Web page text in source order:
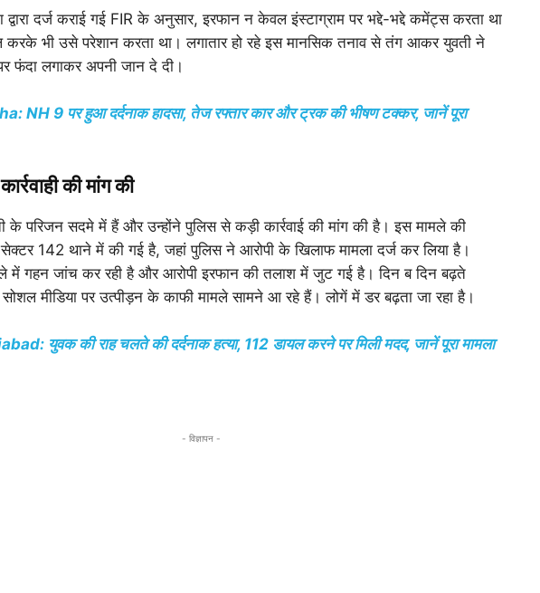
दर्ज कराई गई FIR के अनुसार, इरफान न केवल इंस्टाग्राम पर भद्दे-भद्दे कमेंट्स करता था
करके भी उसे परेशान करता था। लगातार हो रहे इस मानसिक तनाव से तंग आकर युवती ने
फंदा लगाकर अपनी जान दे दी।
NH 9 पर हुआ दर्दनाक हादसा, तेज रफ्तार कार और ट्रक की भीषण टक्कर, जानें पूरा
की मांग की
के परिजन सदमे में हैं और उन्होंने पुलिस से कड़ी कार्रवाई की मांग की है। इस मामले की
142 थाने में की गई है, जहां पुलिस ने आरोपी के खिलाफ मामला दर्ज कर लिया है।
में गहन जांच कर रही है और आरोपी इरफान की तलाश में जुट गई है। दिन ब दिन बढ़ते
मीडिया पर उत्पीड़न के काफी मामले सामने आ रहे हैं। लोगें में डर बढ़ता जा रहा है।
युवक की राह चलते की दर्दनाक हत्या, 112 डायल करने पर मिली मदद, जानें पूरा मामला
- विज्ञापन -